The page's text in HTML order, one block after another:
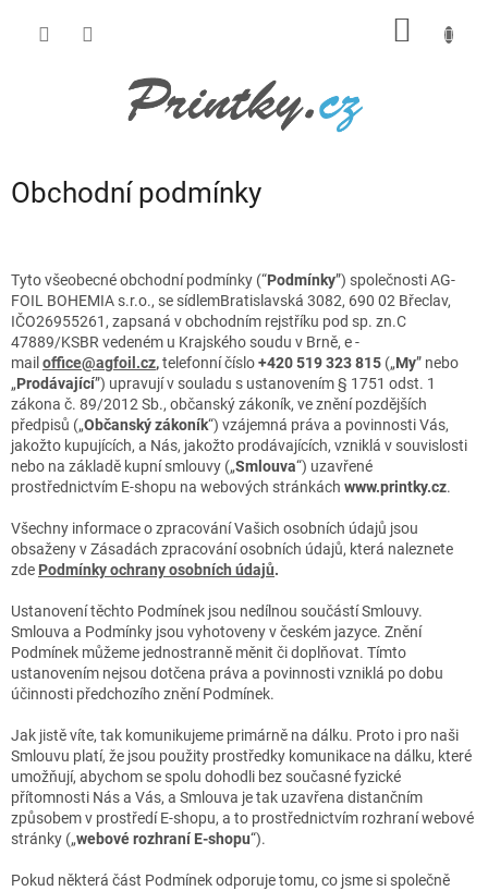
Obchodní podmínky
Tyto všeobecné obchodní podmínky (“Podmínky”) společnostiAG-
FOIL BOHEMIA s.r.o., se sídlemBratislavská 3082, 690 02 Břeclav,
IČO26955261, zapsaná v obchodním rejstříku pod sp. zn.C
47889/KSBRvedeném u Krajského soudu v Brně, e-
mail office@agfoil.cz,telefonní číslo+420 519 323 815 („My” nebo
„Prodávající”) upravují v souladu s ustanovením § 1751 odst. 1
zákona č. 89/2012 Sb., občanský zákoník, ve znění pozdějších
předpisů („Občanský zákoník“) vzájemná práva a povinnosti Vás,
jakožto kupujících, a Nás, jakožto prodávajících, vzniklá v souvislosti
nebo na základě kupní smlouvy („Smlouva“) uzavřené
prostřednictvím E-shopu na webových stránkách www.printky.cz.
Všechny informace o zpracování Vašich osobních údajů jsou
obsaženy v Zásadách zpracování osobních údajů, která naleznete
zde Podmínky ochrany osobních údajů.
Ustanovení těchto Podmínek jsou nedílnou součástí Smlouvy.
Smlouva a Podmínky jsou vyhotoveny v českém jazyce. Znění
Podmínek můžeme jednostranně měnit či doplňovat. Tímto
ustanovením nejsou dotčena práva a povinnosti vzniklá po dobu
účinnosti předchozího znění Podmínek.
Jak jistě víte, tak komunikujeme primárně na dálku. Proto i pro naši
Smlouvu platí, že jsou použity prostředky komunikace na dálku, které
umožňují, abychom se spolu dohodli bez současné fyzické
přítomnosti Nás a Vás, a Smlouva je tak uzavřena distančním
způsobem v prostředí E-shopu, a to prostřednictvím rozhraní webové
stránky („webové rozhraní E-shopu“).
Pokud některá část Podmínek odporuje tomu, co jsme si společně